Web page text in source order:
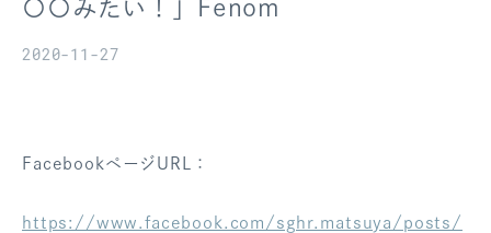
お気に入り
〇〇みたい！」Fenom
2020-11-27
FacebookページURL：
https://www.facebook.com/sghr.matsuya/posts/